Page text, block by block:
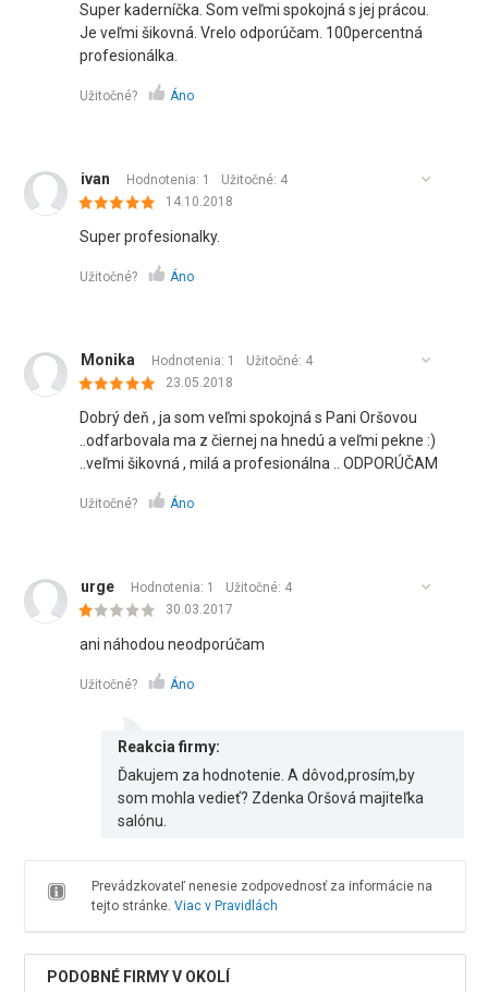
Super kaderníčka. Som veľmi spokojná s jej prácou.
Je veľmi šikovná. Vrelo odporúčam. 100percentná
profesionálka.
Užitočné? Áno
ivan Hodnotenia: 1 Užitočné: 4
14.10.2018
Super profesionalky.
Užitočné? Áno
Monika Hodnotenia: 1 Užitočné: 4
23.05.2018
Dobrý deň , ja som veľmi spokojná s Pani Oršovou
..odfarbovala ma z čiernej na hnedú a veľmi pekne :)
..veľmi šikovná , milá a profesionálna .. ODPORÚČAM
Užitočné? Áno
urge Hodnotenia: 1 Užitočné: 4
30.03.2017
ani náhodou neodporúčam
Užitočné? Áno
Reakcia firmy:
Ďakujem za hodnotenie. A dôvod,prosím,by
som mohla vedieť? Zdenka Oršová majiteľka
salónu.
Prevádzkovateľ nenesie zodpovednosť za informácie na
tejto stránke. Viac v Pravidlách
PODOBNÉ FIRMY V OKOLÍ